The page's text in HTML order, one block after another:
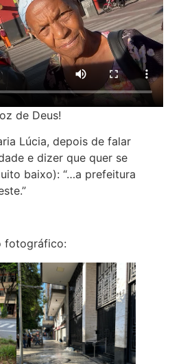
de Deus!
Lúcia, depois de falar
e dizer que quer se
baixo): “…a prefeitura
fotográfico: